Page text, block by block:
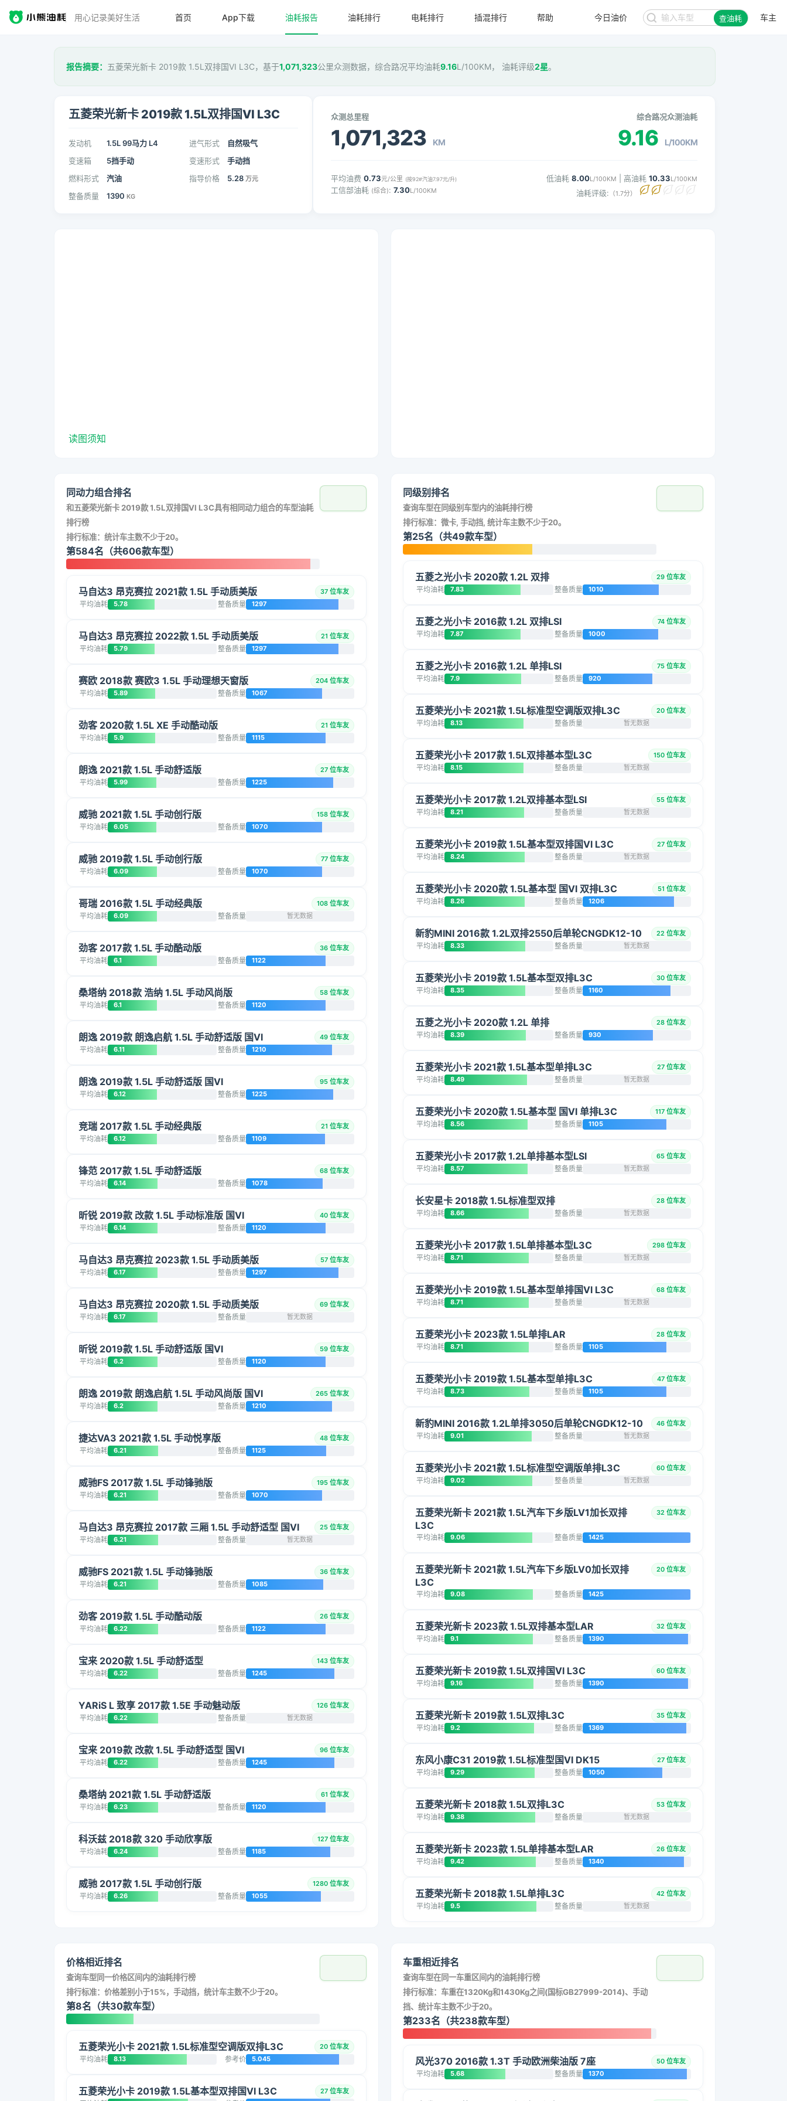
用心记录美好生活 今日油价
查油耗 车主
首页 App下载 油耗报告 油耗排行 电耗排行 插混排行 帮助
报告摘要： 五菱荣光新卡 2019款 1.5L双排国VI L3C，基于1,071,323公里众测数据，综合路况平均油耗9.16L/100KM， 油耗评级2星。
五菱荣光新卡 2019款 1.5L双排国VI L3C
发动机 1.5L 99马力 L4 进气形式
自然吸气
变速箱
5挡手动 变速形式
手动挡
燃料形式
汽油 指导价格 5.28 万元
整备质量 1390 KG
众测总里程
1,071,323 KM
综合路况众测油耗
9.16 L/100KM
平均油费 0.73元/公里 (按92#汽油7.97元/升)
工信部油耗 (综合): 7.30L/100KM
低油耗 8.00L/100KM | 高油耗 10.33L/100KM
油耗评级: （1.7分）
读图须知
同动力组合排名
和五菱荣光新卡 2019款 1.5L双排国VI L3C具有相同动力组合的车型油耗
排行榜
排行标准：统计车主数不少于20。
第584名（共606款车型）
马自达3 昂克赛拉 2021款 1.5L 手动质美版 37 位车友
平均油耗 5.78 整备质量 1297
马自达3 昂克赛拉 2022款 1.5L 手动质美版 21 位车友
平均油耗 5.79 整备质量 1297
赛欧 2018款 赛欧3 1.5L 手动理想天窗版 204 位车友
平均油耗 5.89 整备质量 1067
劲客 2020款 1.5L XE 手动酷动版 21 位车友
平均油耗 5.9 整备质量 1115
朗逸 2021款 1.5L 手动舒适版 27 位车友
平均油耗 5.99 整备质量 1225
威驰 2021款 1.5L 手动创行版 158 位车友
平均油耗 6.05 整备质量 1070
威驰 2019款 1.5L 手动创行版 77 位车友
平均油耗 6.09 整备质量 1070
哥瑞 2016款 1.5L 手动经典版 108 位车友
平均油耗 6.09 整备质量 暂无数据
劲客 2017款 1.5L 手动酷动版 36 位车友
平均油耗 6.1 整备质量 1122
桑塔纳 2018款 浩纳 1.5L 手动风尚版 58 位车友
平均油耗 6.1 整备质量 1120
朗逸 2019款 朗逸启航 1.5L 手动舒适版 国VI 49 位车友
平均油耗 6.11 整备质量 1210
朗逸 2019款 1.5L 手动舒适版 国VI 95 位车友
平均油耗 6.12 整备质量 1225
竞瑞 2017款 1.5L 手动经典版 21 位车友
平均油耗 6.12 整备质量 1109
锋范 2017款 1.5L 手动舒适版 68 位车友
平均油耗 6.14 整备质量 1078
昕锐 2019款 改款 1.5L 手动标准版 国VI 40 位车友
平均油耗 6.14 整备质量 1120
马自达3 昂克赛拉 2023款 1.5L 手动质美版 57 位车友
平均油耗 6.17 整备质量 1297
马自达3 昂克赛拉 2020款 1.5L 手动质美版 69 位车友
平均油耗 6.17 整备质量 暂无数据
昕锐 2019款 1.5L 手动舒适版 国VI 59 位车友
平均油耗 6.2 整备质量 1120
朗逸 2019款 朗逸启航 1.5L 手动风尚版 国VI 265 位车友
平均油耗 6.2 整备质量 1210
捷达VA3 2021款 1.5L 手动悦享版 48 位车友
平均油耗 6.21 整备质量 1125
威驰FS 2017款 1.5L 手动锋驰版 195 位车友
平均油耗 6.21 整备质量 1070
马自达3 昂克赛拉 2017款 三厢 1.5L 手动舒适型 国VI 25 位车友
平均油耗 6.21 整备质量 暂无数据
威驰FS 2021款 1.5L 手动锋驰版 36 位车友
平均油耗 6.21 整备质量 1085
劲客 2019款 1.5L 手动酷动版 26 位车友
平均油耗 6.22 整备质量 1122
宝来 2020款 1.5L 手动舒适型 143 位车友
平均油耗 6.22 整备质量 1245
YARiS L 致享 2017款 1.5E 手动魅动版 126 位车友
平均油耗 6.22 整备质量 暂无数据
宝来 2019款 改款 1.5L 手动舒适型 国VI 96 位车友
平均油耗 6.22 整备质量 1245
桑塔纳 2021款 1.5L 手动舒适版 61 位车友
平均油耗 6.23 整备质量 1120
科沃兹 2018款 320 手动欣享版 127 位车友
平均油耗 6.24 整备质量 1185
威驰 2017款 1.5L 手动创行版 1280 位车友
平均油耗 6.26 整备质量 1055
同级别排名
查询车型在同级别车型内的油耗排行榜
排行标准：微卡, 手动挡, 统计车主数不少于20。
第25名（共49款车型）
五菱之光小卡 2020款 1.2L 双排 29 位车友
平均油耗 7.83 整备质量 1010
五菱之光小卡 2016款 1.2L 双排LSI 74 位车友
平均油耗 7.87 整备质量 1000
五菱之光小卡 2016款 1.2L 单排LSI 75 位车友
平均油耗 7.9 整备质量 920
五菱荣光小卡 2021款 1.5L标准型空调版双排L3C 20 位车友
平均油耗 8.13 整备质量 暂无数据
五菱荣光小卡 2017款 1.5L双排基本型L3C 150 位车友
平均油耗 8.15 整备质量 暂无数据
五菱荣光小卡 2017款 1.2L双排基本型LSI 55 位车友
平均油耗 8.21 整备质量 暂无数据
五菱荣光小卡 2019款 1.5L基本型双排国VI L3C 27 位车友
平均油耗 8.24 整备质量 暂无数据
五菱荣光小卡 2020款 1.5L基本型 国VI 双排L3C 51 位车友
平均油耗 8.26 整备质量 1206
新豹MINI 2016款 1.2L双排2550后单轮CNGDK12-10 22 位车友
平均油耗 8.33 整备质量 暂无数据
五菱荣光小卡 2019款 1.5L基本型双排L3C 30 位车友
平均油耗 8.35 整备质量 1160
五菱之光小卡 2020款 1.2L 单排 28 位车友
平均油耗 8.39 整备质量 930
五菱荣光小卡 2021款 1.5L基本型单排L3C 27 位车友
平均油耗 8.49 整备质量 暂无数据
五菱荣光小卡 2020款 1.5L基本型 国VI 单排L3C 117 位车友
平均油耗 8.56 整备质量 1105
五菱荣光小卡 2017款 1.2L单排基本型LSI 65 位车友
平均油耗 8.57 整备质量 暂无数据
长安星卡 2018款 1.5L标准型双排 28 位车友
平均油耗 8.66 整备质量 暂无数据
五菱荣光小卡 2017款 1.5L单排基本型L3C 298 位车友
平均油耗 8.71 整备质量 暂无数据
五菱荣光小卡 2019款 1.5L基本型单排国VI L3C 68 位车友
平均油耗 8.71 整备质量 暂无数据
五菱荣光小卡 2023款 1.5L单排LAR 28 位车友
平均油耗 8.71 整备质量 1105
五菱荣光小卡 2019款 1.5L基本型单排L3C 47 位车友
平均油耗 8.73 整备质量 1105
新豹MINI 2016款 1.2L单排3050后单轮CNGDK12-10 46 位车友
平均油耗 9.01 整备质量 暂无数据
五菱荣光小卡 2021款 1.5L标准型空调版单排L3C 60 位车友
平均油耗 9.02 整备质量 暂无数据
五菱荣光新卡 2021款 1.5L汽车下乡版LV1加长双排
L3C
32 位车友
平均油耗 9.06 整备质量 1425
五菱荣光新卡 2021款 1.5L汽车下乡版LV0加长双排
L3C
20 位车友
平均油耗 9.08 整备质量 1425
五菱荣光新卡 2023款 1.5L双排基本型LAR 32 位车友
平均油耗 9.1 整备质量 1390
五菱荣光新卡 2019款 1.5L双排国VI L3C 60 位车友
平均油耗 9.16 整备质量 1390
五菱荣光新卡 2019款 1.5L双排L3C 35 位车友
平均油耗 9.2 整备质量 1369
东风小康C31 2019款 1.5L标准型国VI DK15 27 位车友
平均油耗 9.29 整备质量 1050
五菱荣光新卡 2018款 1.5L双排L3C 53 位车友
平均油耗 9.38 整备质量 暂无数据
五菱荣光新卡 2023款 1.5L单排基本型LAR 26 位车友
平均油耗 9.42 整备质量 1340
五菱荣光新卡 2018款 1.5L单排L3C 42 位车友
平均油耗 9.5 整备质量 暂无数据
价格相近排名
查询车型同一价格区间内的油耗排行榜
排行标准：价格差别小于15%，手动挡，统计车主数不少于20。
第8名（共30款车型）
五菱荣光小卡 2021款 1.5L标准型空调版双排L3C 20 位车友
平均油耗 8.13 参考价 5.045
五菱荣光小卡 2019款 1.5L基本型双排国VI L3C 27 位车友
车重相近排名
查询车型在同一车重区间内的油耗排行榜
排行标准：车重在1320Kg和1430Kg之间(国标GB27999-2014)、手动
挡、统计车主数不少于20。
第233名（共238款车型）
风光370 2016款 1.3T 手动欧洲柴油版 7座 50 位车友
平均油耗 5.68 整备质量 1370